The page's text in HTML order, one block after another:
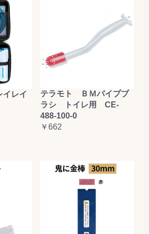
を続ける
レイ
テラモト ＢＭパイプブ
ラシ トイレ用 CE-
488-100-0
￥662